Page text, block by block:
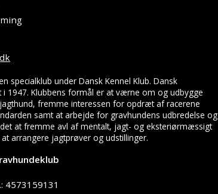
specialklub under Dansk Kennel Klub. Dansk
i 1947. Klubbens formål er at værne om og udbygge
fremme interessen for opdræt af racerene
samt at arbejde for gravhundens udbredelse og
at fremme avl af mentalt, jagt- og eksteriørmæssigt
arrangere jagtprøver og udstillinger.
4573159131